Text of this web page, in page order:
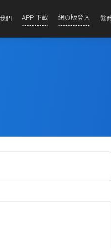
們 APP 下載 網頁版登入 繁